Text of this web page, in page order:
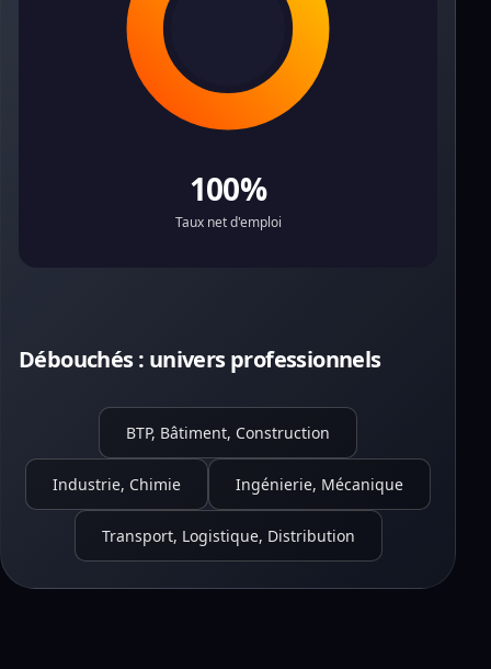
100%
Taux net d'emploi
Débouchés : univers professionnels
BTP, Bâtiment, Construction
Industrie, Chimie Ingénierie, Mécanique
Transport, Logistique, Distribution